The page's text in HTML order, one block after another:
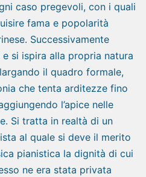
caso pregevoli, con i quali
fama e popolarità
Successivamente
si ispira alla propria natura
il quadro formale,
che tenta arditezze fino
l’apice nelle
Si tratta in realtà di un
al quale si deve il merito
pianistica la dignità di cui
ne era stata privata